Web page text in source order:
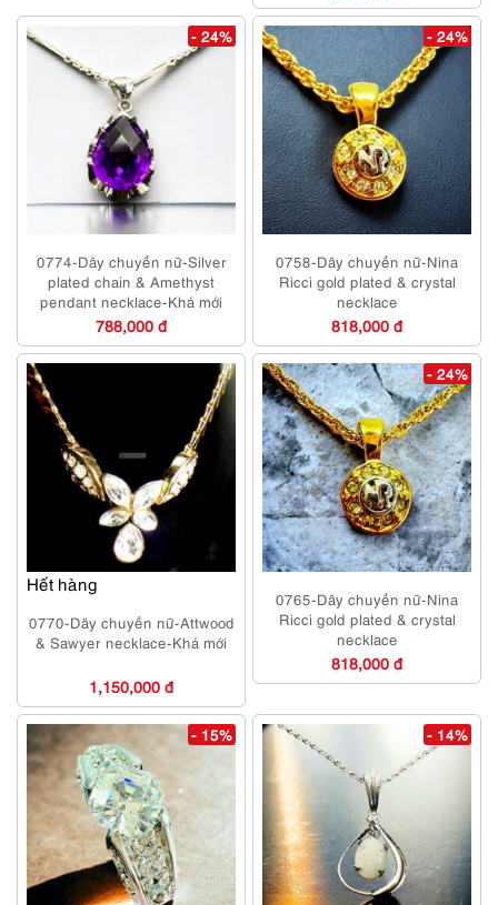
- 24%
0774-Dây chuyền nữ-Silver
plated chain & Amethyst
pendant necklace-Khá mới
788,000 đ
- 24%
0758-Dây chuyền nữ-Nina
Ricci gold plated & crystal
necklace
818,000 đ
Hết hàng
0770-Dây chuyền nữ-Attwood
& Sawyer necklace-Khá mới
1,150,000 đ
- 24%
0765-Dây chuyền nữ-Nina
Ricci gold plated & crystal
necklace
818,000 đ
- 15% - 14%